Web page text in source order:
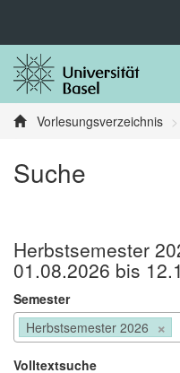
Vorlesungsverzeichnis
Suche
Herbstsemester
01.08.2026 bis
Semester
×
Herbstsemester 2026
Volltextsuche